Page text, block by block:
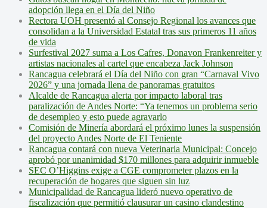
adopción llega en el Día del Niño
Rectora UOH presentó al Consejo Regional los avances que
consolidan a la Universidad Estatal tras sus primeros 11 años
de vida
Surfestival 2027 suma a Los Cafres, Donavon Frankenreiter y
artistas nacionales al cartel que encabeza Jack Johnson
Rancagua celebrará el Día del Niño con gran “Carnaval Vivo
2026” y una jornada llena de panoramas gratuitos
Alcalde de Rancagua alerta por impacto laboral tras
paralización de Andes Norte: “Ya tenemos un problema serio
de desempleo y esto puede agravarlo
Comisión de Minería abordará el próximo lunes la suspensión
del proyecto Andes Norte de El Teniente
Rancagua contará con nueva Veterinaria Municipal: Concejo
aprobó por unanimidad $170 millones para adquirir inmueble
SEC O’Higgins exige a CGE comprometer plazos en la
recuperación de hogares que siguen sin luz
Municipalidad de Rancagua lideró nuevo operativo de
fiscalización que permitió clausurar un casino clandestino